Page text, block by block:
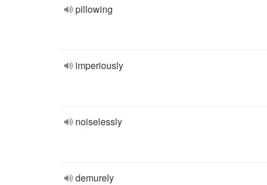
pillowing
imperiously
noiselessly
demurely